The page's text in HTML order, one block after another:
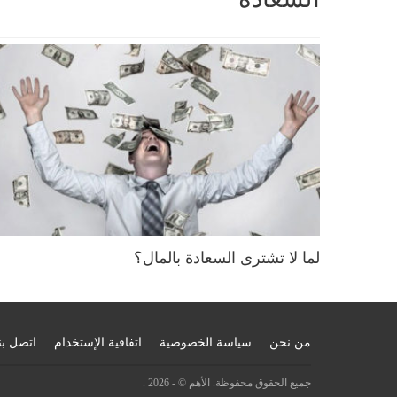
لما لا تشترى السعادة بالمال؟
من نحن سياسة الخصوصية اتفاقية الإستخدام اتصل
جميع الحقوق محفوظة. الأهم © - 2026 .